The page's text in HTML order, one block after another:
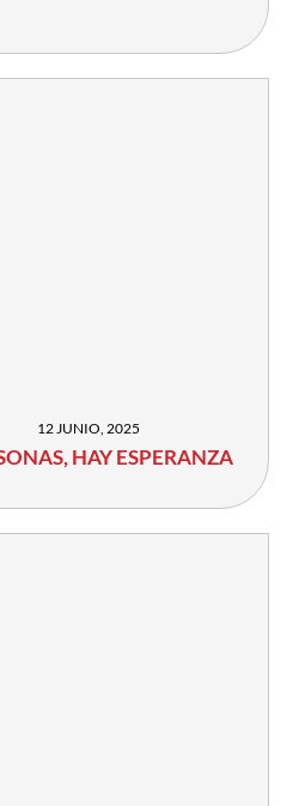
12 JUNIO, 2025
HAY ESPERANZA